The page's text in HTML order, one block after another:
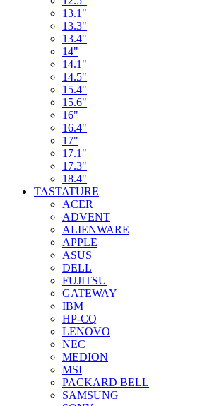
13.1"
13.3"
13.4"
14"
14.1"
14.5"
15.4"
15.6"
16"
16.4"
17"
17.1"
17.3"
18.4"
TASTATURE
ACER
ADVENT
ALIENWARE
APPLE
ASUS
DELL
FUJITSU
GATEWAY
IBM
HP-CQ
LENOVO
NEC
MEDION
MSI
PACKARD BELL
SAMSUNG